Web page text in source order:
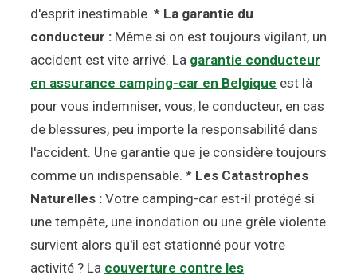
d'esprit inestimable. * La garantie du
conducteur : Même si on est toujours vigilant, un
accident est vite arrivé. La garantie conducteur
en assurance camping-car en Belgique est là
pour vous indemniser, vous, le conducteur, en cas
de blessures, peu importe la responsabilité dans
l'accident. Une garantie que je considère toujours
comme un indispensable. * Les Catastrophes
Naturelles : Votre camping-car est-il protégé si
une tempête, une inondation ou une grêle violente
survient alors qu'il est stationné pour votre
activité ? La couverture contre les